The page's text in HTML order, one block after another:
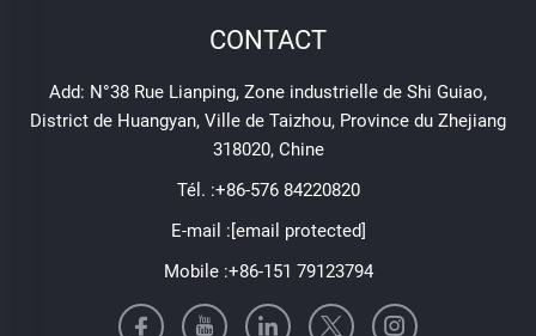
CONTACT
Add: N°38 Rue Lianping, Zone industrielle de Shi Guiao,
District de Huangyan, Ville de Taizhou, Province du Zhejiang
318020, Chine
Tél. :+86-576 84220820
E-mail :[email protected]
Mobile :+86-151 79123794